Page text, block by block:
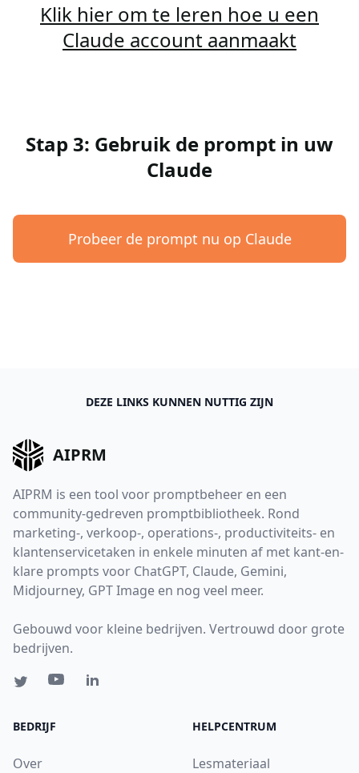
Klik hier om te leren hoe u een
Claude account aanmaakt
Stap 3: Gebruik de prompt in uw
Claude
Probeer de prompt nu op Claude
DEZE LINKS KUNNEN NUTTIG ZIJN
AIPRM
AIPRM is een tool voor promptbeheer en een
community-gedreven promptbibliotheek. Rond
marketing-, verkoop-, operations-, productiviteits- en
klantenservicetaken in enkele minuten af met kant-en-
klare prompts voor ChatGPT, Claude, Gemini,
Midjourney, GPT Image en nog veel meer.
Gebouwd voor kleine bedrijven. Vertrouwd door grote
bedrijven.
BEDRIJF
Over
HELPCENTRUM
Lesmateriaal